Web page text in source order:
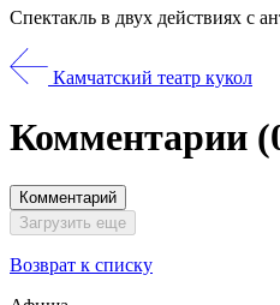
Спектакль в двух действиях с
Камчатский театр кукол
Комментарии
Комментарий
Загрузить еще
Возврат к списку